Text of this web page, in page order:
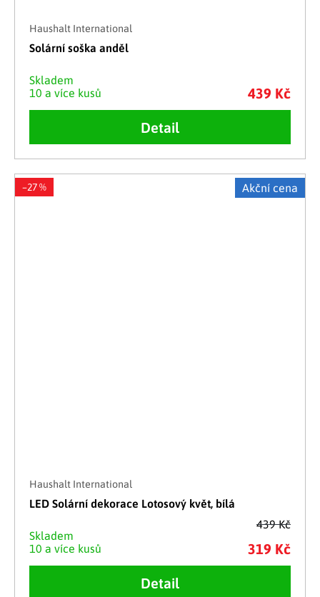
Haushalt International
Solární soška anděl
Skladem
10 a více kusů
439 Kč
Detail
Akční cena
439 Kč
–27 %
Haushalt International
LED Solární dekorace Lotosový květ, bílá
Skladem
10 a více kusů
319 Kč
Detail